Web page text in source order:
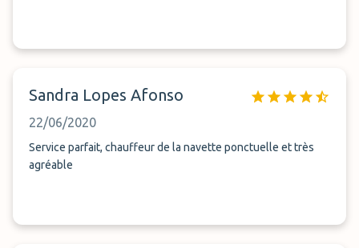
Sandra Lopes Afonso
22/06/2020
Service parfait, chauffeur de la navette ponctuelle et très
agréable